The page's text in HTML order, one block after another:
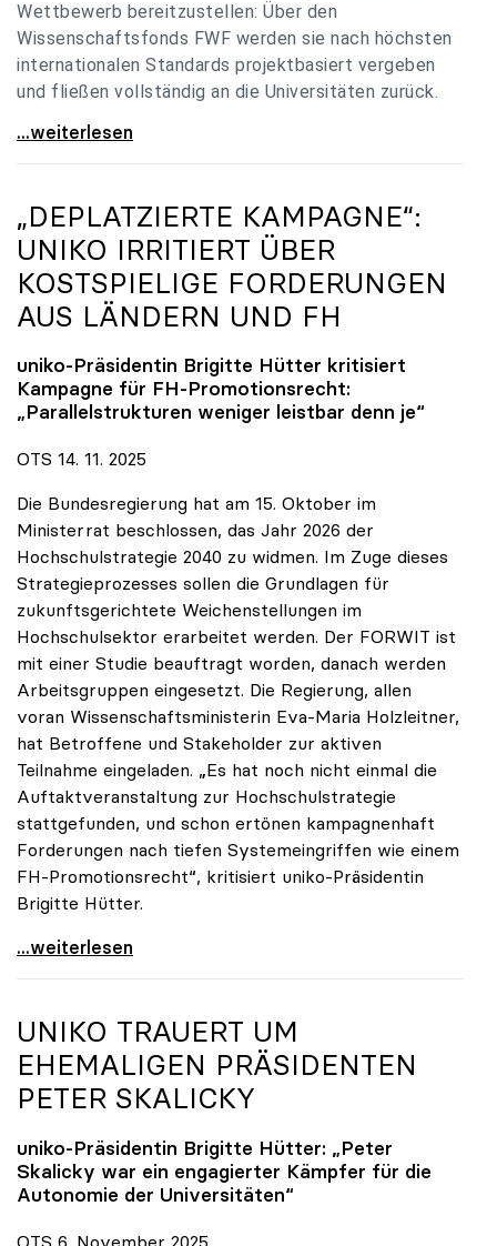
Wettbewerb bereitzustellen: Über den
Wissenschaftsfonds FWF werden sie nach höchsten
internationalen Standards projektbasiert vergeben
und fließen vollständig an die Universitäten zurück.
Gemeinsam für einen starken Wissenschafts- und
...weiterlesen
„DEPLATZIERTE KAMPAGNE“:
UNIKO IRRITIERT ÜBER
KOSTSPIELIGE FORDERUNGEN
AUS LÄNDERN UND FH
uniko-Präsidentin Brigitte Hütter kritisiert
Kampagne für FH-Promotionsrecht:
„Parallelstrukturen weniger leistbar denn je“
OTS 14. 11. 2025
Die Bundesregierung hat am 15. Oktober im
Ministerrat beschlossen, das Jahr 2026 der
Hochschulstrategie 2040 zu widmen. Im Zuge dieses
Strategieprozesses sollen die Grundlagen für
zukunftsgerichtete Weichenstellungen im
Hochschulsektor erarbeitet werden. Der FORWIT ist
mit einer Studie beauftragt worden, danach werden
Arbeitsgruppen eingesetzt. Die Regierung, allen
voran Wissenschaftsministerin Eva-Maria Holzleitner,
hat Betroffene und Stakeholder zur aktiven
Teilnahme eingeladen. „Es hat noch nicht einmal die
Auftaktveranstaltung zur Hochschulstrategie
stattgefunden, und schon ertönen kampagnenhaft
Forderungen nach tiefen Systemeingriffen wie einem
FH-Promotionsrecht“, kritisiert uniko-Präsidentin
Brigitte Hütter.
„Deplatzierte Kampagne“: uniko irritiert über
...weiterlesen
UNIKO TRAUERT UM
EHEMALIGEN PRÄSIDENTEN
PETER SKALICKY
uniko-Präsidentin Brigitte Hütter: „Peter
Skalicky war ein engagierter Kämpfer für die
Autonomie der Universitäten“
OTS 6. November 2025